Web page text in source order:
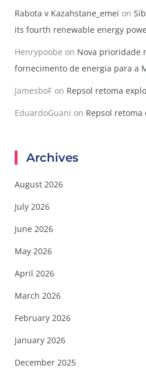
Rabota v Kazahstane_emei on
its fourth renewable energy
Henrypoobe on Nova prioridade
fornecimento de energia para a
JamesboF on Repsol retoma
EduardoGuani on Repsol retoma
Archives
August 2026
July 2026
June 2026
May 2026
April 2026
March 2026
February 2026
January 2026
December 2025